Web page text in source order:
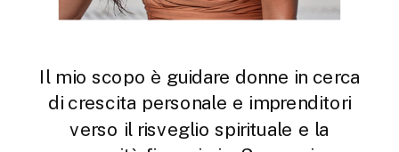
Il mio scopo è guidare donne in cerca
di crescita personale e imprenditori
verso il risveglio spirituale e la